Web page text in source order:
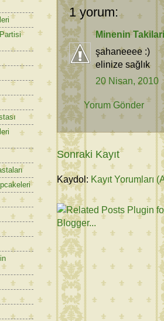
1 yorum:
Minenin Takilari
şahaneeee :)
elinize sağlık
20 Nisan, 2010
Yorum Gönder
Sonraki Kayıt
Kaydol: Kayıt Yorumları